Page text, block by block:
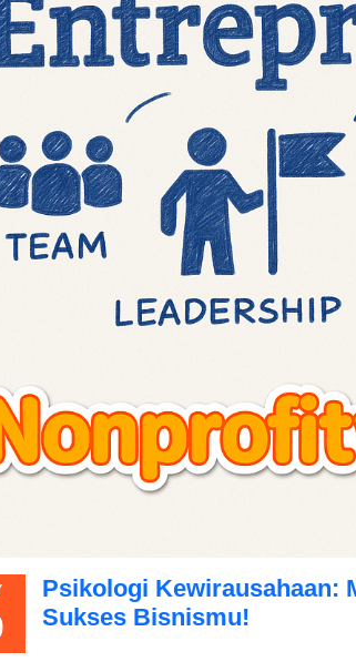
Psikologi Kewirausahaan:
Sukses Bisnismu!